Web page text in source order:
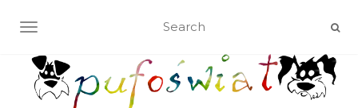
TOGGLE NAVIGATION